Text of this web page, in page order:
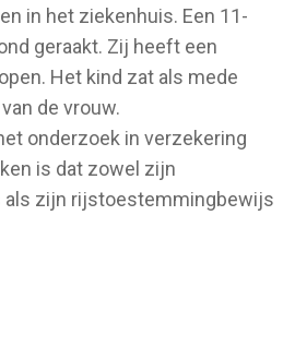
in het ziekenhuis. Een 11-
geraakt. Zij heeft een
Het kind zat als mede
de vrouw.
onderzoek in verzekering
is dat zowel zijn
als zijn rijstoestemmingbewijs